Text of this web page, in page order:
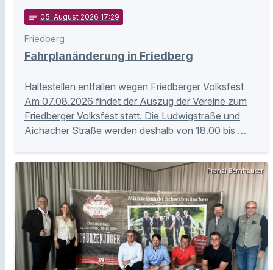
notes 05. August 2026 17:29
Friedberg
Fahrplanänderung in Friedberg
Haltestellen entfallen wegen Friedberger Volksfest
Am 07.08.2026 findet der Auszug der Vereine zum
Friedberger Volksfest statt. Die Ludwigstraße und
Aichacher Straße werden deshalb von 18.00 bis …
Franzi Bernhauser